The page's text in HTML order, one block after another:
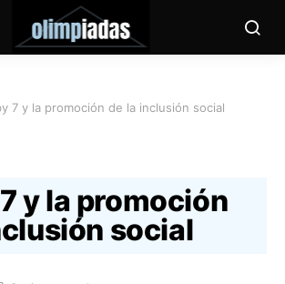
7 y la promoción de la inclusión social
y la promoción
social